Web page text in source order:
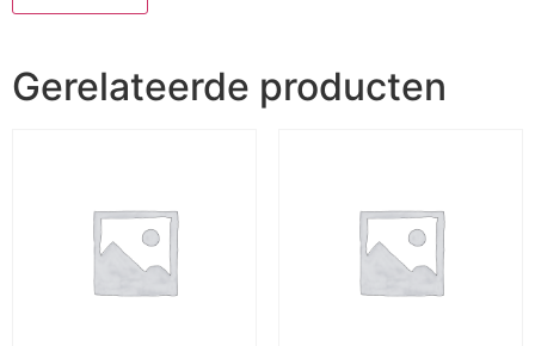
Gerelateerde producten